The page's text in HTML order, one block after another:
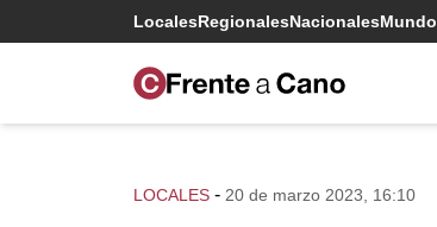
LocalesRegionalesNacionalesMundo
LOCALES - 20 de marzo 2023, 16:10